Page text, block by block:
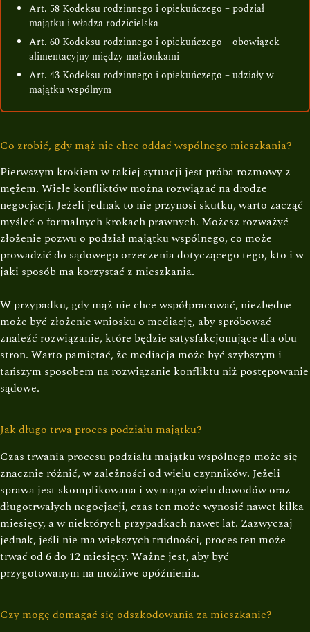
Art. 58 Kodeksu rodzinnego i opiekuńczego – podział
majątku i władza rodzicielska
Art. 60 Kodeksu rodzinnego i opiekuńczego – obowiązek
alimentacyjny między małżonkami
Art. 43 Kodeksu rodzinnego i opiekuńczego – udziały w
majątku wspólnym
Co zrobić, gdy mąż nie chce oddać wspólnego mieszkania?
Pierwszym krokiem w takiej sytuacji jest próba rozmowy z
mężem. Wiele konfliktów można rozwiązać na drodze
negocjacji. Jeżeli jednak to nie przynosi skutku, warto zacząć
myśleć o formalnych krokach prawnych. Możesz rozważyć
złożenie pozwu o podział majątku wspólnego, co może
prowadzić do sądowego orzeczenia dotyczącego tego, kto i w
jaki sposób ma korzystać z mieszkania.
W przypadku, gdy mąż nie chce współpracować, niezbędne
może być złożenie wniosku o mediację, aby spróbować
znaleźć rozwiązanie, które będzie satysfakcjonujące dla obu
stron. Warto pamiętać, że mediacja może być szybszym i
tańszym sposobem na rozwiązanie konfliktu niż postępowanie
sądowe.
Jak długo trwa proces podziału majątku?
Czas trwania procesu podziału majątku wspólnego może się
znacznie różnić, w zależności od wielu czynników. Jeżeli
sprawa jest skomplikowana i wymaga wielu dowodów oraz
długotrwałych negocjacji, czas ten może wynosić nawet kilka
miesięcy, a w niektórych przypadkach nawet lat. Zazwyczaj
jednak, jeśli nie ma większych trudności, proces ten może
trwać od 6 do 12 miesięcy. Ważne jest, aby być
przygotowanym na możliwe opóźnienia.
Czy mogę domagać się odszkodowania za mieszkanie?